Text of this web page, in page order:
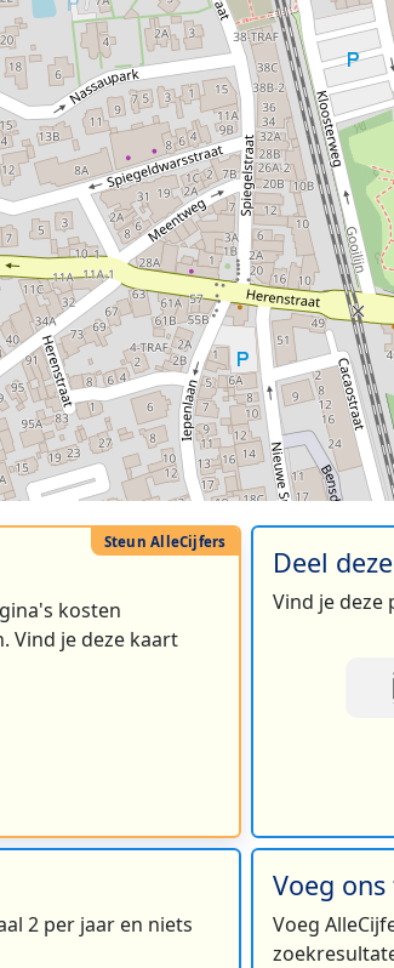
kosten
Vind je deze kaart
Deel
Vind je deze
2 per jaar en niets
Voeg
Voeg